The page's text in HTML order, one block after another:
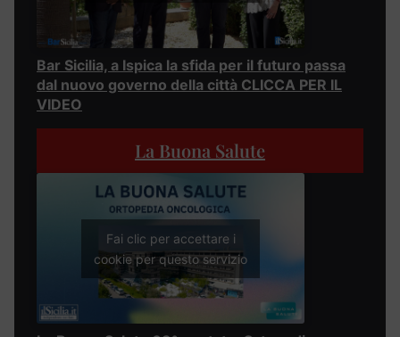
Bar Sicilia, a Ispica la sfida per il futuro passa
dal nuovo governo della città CLICCA PER IL
VIDEO
La Buona Salute
Fai clic per accettare i
cookie per questo servizio